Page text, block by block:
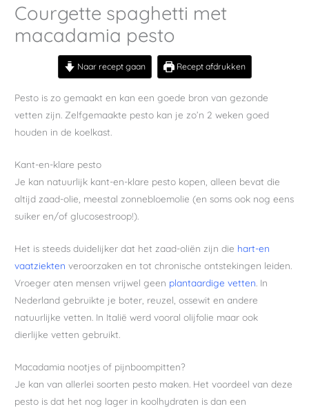
Courgette spaghetti met
macadamia pesto
Naar recept gaan Recept afdrukken
Pesto is zo gemaakt en kan een goede bron van gezonde
vetten zijn. Zelfgemaakte pesto kan je zo’n 2 weken goed
houden in de koelkast.
Kant-en-klare pesto
Je kan natuurlijk kant-en-klare pesto kopen, alleen bevat die
altijd zaad-olie, meestal zonnebloemolie (en soms ook nog eens
suiker en/of glucosestroop!).
Het is steeds duidelijker dat het zaad-oliën zijn die hart-en
vaatziekten veroorzaken en tot chronische ontstekingen leiden.
Vroeger aten mensen vrijwel geen plantaardige vetten. In
Nederland gebruikte je boter, reuzel, ossewit en andere
natuurlijke vetten. In Italië werd vooral olijfolie maar ook
dierlijke vetten gebruikt.
Macadamia nootjes of pijnboompitten?
Je kan van allerlei soorten pesto maken. Het voordeel van deze
pesto is dat het nog lager in koolhydraten is dan een